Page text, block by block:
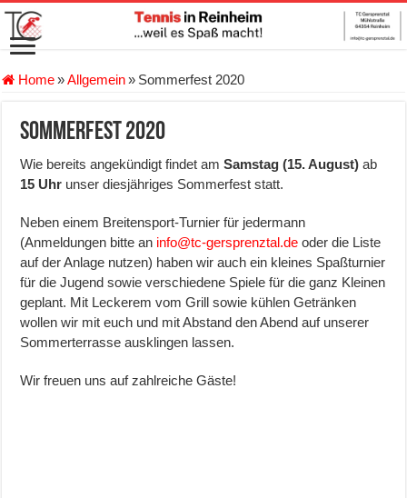
Home»Allgemein» Sommerfest 2020
Sommerfest 2020
Wie bereits angekündigt findet amSamstag (15. August) ab
15 Uhr unser diesjähriges Sommerfest statt.
Neben einem Breitensport-Turnier für jedermann
(Anmeldungen bitte an info@tc-gersprenztal.de oder die Liste
auf der Anlage nutzen) haben wir auch ein kleines Spaßturnier
für die Jugend sowie verschiedene Spiele für die ganz Kleinen
geplant. Mit Leckerem vom Grill sowie kühlen Getränken
wollen wir mit euch und mit Abstand den Abend auf unserer
Sommerterrasse ausklingen lassen.
Wir freuen uns auf zahlreiche Gäste!